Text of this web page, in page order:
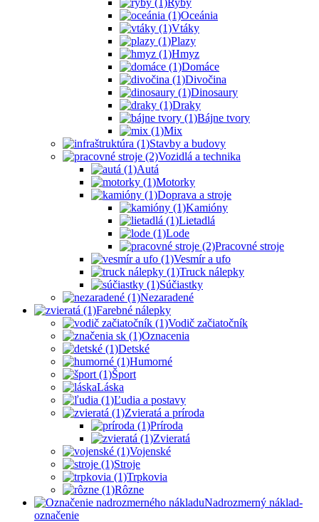
Ryby
Oceánia
Vtáky
Plazy
Hmyz
Domáce
Divočina
Dinosaury
Draky
Bájne tvory
Mix
Stavby a budovy
Vozidlá a technika
Autá
Motorky
Doprava a stroje
Kamióny
Lietadlá
Lode
Pracovné stroje
Vesmír a ufo
Truck nálepky
Súčiastky
Nezaradené
Farebné nálepky
Vodič začiatočník
Oznacenia
Detské
Humorné
Šport
Láska
Ľudia a postavy
Zvieratá a príroda
Príroda
Zvieratá
Vojenské
Stroje
Trpkovia
Rôzne
Nadrozmerný náklad-
označenie